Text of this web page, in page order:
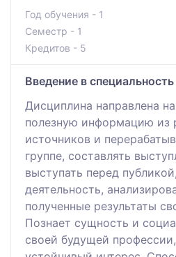
Год обучения - 1
Семестр - 1
Кредитов - 5
Введение в специальность
Дисциплина направлена
полезную информацию из
источников и
группе, составлять
выступать перед
деятельность,
полученные результаты
Познает сущность и
своей будущей